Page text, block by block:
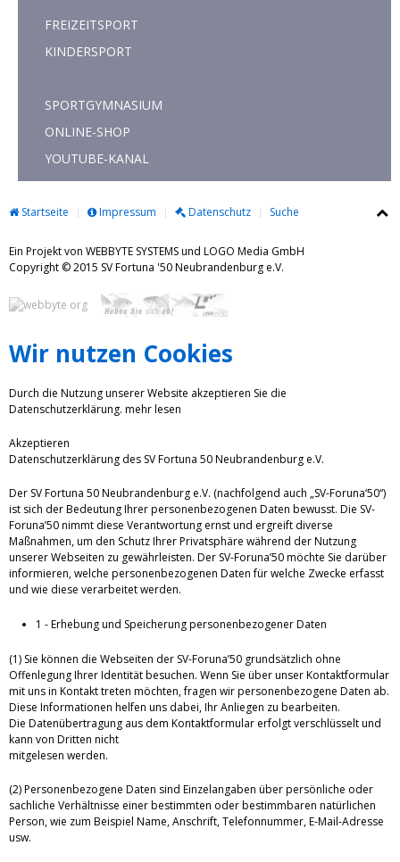
FREIZEITSPORT
KINDERSPORT
SPORTGYMNASIUM
ONLINE-SHOP
YOUTUBE-KANAL
Startseite Impressum Datenschutz Suche
Ein Projekt von WEBBYTE SYSTEMS und LOGO Media GmbH
Copyright © 2015 SV Fortuna '50 Neubrandenburg e.V.
Wir nutzen Cookies
Durch die Nutzung unserer Website akzeptieren Sie die
Datenschutzerklärung. mehr lesen
Akzeptieren
Datenschutzerklärung des SV Fortuna 50 Neubrandenburg e.V.
Der SV Fortuna 50 Neubrandenburg e.V. (nachfolgend auch „SV-Foruna‘50“)
ist sich der Bedeutung Ihrer personenbezogenen Daten bewusst. Die SV-
Foruna’50 nimmt diese Verantwortung ernst und ergreift diverse
Maßnahmen, um den Schutz Ihrer Privatsphäre während der Nutzung
unserer Webseiten zu gewährleisten. Der SV-Foruna’50 möchte Sie darüber
informieren, welche personenbezogenen Daten für welche Zwecke erfasst
und wie diese verarbeitet werden.
1 - Erhebung und Speicherung personenbezogener Daten
(1) Sie können die Webseiten der SV-Foruna’50 grundsätzlich ohne
Offenlegung Ihrer Identität besuchen. Wenn Sie über unser Kontaktformular
mit uns in Kontakt treten möchten, fragen wir personenbezogene Daten ab.
Diese Informationen helfen uns dabei, Ihr Anliegen zu bearbeiten.
Die Datenübertragung aus dem Kontaktformular erfolgt verschlüsselt und
kann von Dritten nicht
mitgelesen werden.
(2) Personenbezogene Daten sind Einzelangaben über persönliche oder
sachliche Verhältnisse einer bestimmten oder bestimmbaren natürlichen
Person, wie zum Beispiel Name, Anschrift, Telefonnummer, E-Mail-Adresse
usw.